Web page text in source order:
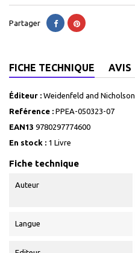
Partager
FICHE TECHNIQUE AVIS
Éditeur : Weidenfeld and Nicholson
Reférence : PPEA-050323-07
EAN13 9780297774600
En stock : 1 Livre
Fiche technique
Auteur
Langue